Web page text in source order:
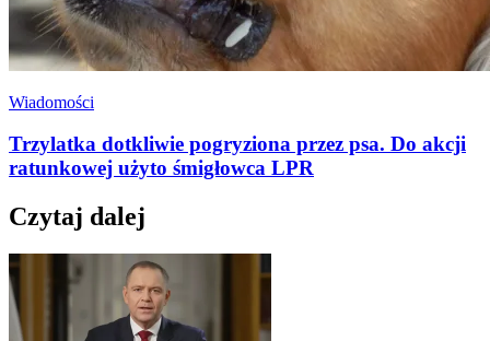
Wiadomości
Trzylatka dotkliwie pogryziona przez psa. Do akcji
ratunkowej użyto śmigłowca LPR
Czytaj dalej